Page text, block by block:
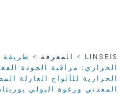
LINSEIS
> المعرفة >
طريقة
الحراري: مراقبة الجودة
الحرارية للألواح العازلة
المعدني ورغوة البولي